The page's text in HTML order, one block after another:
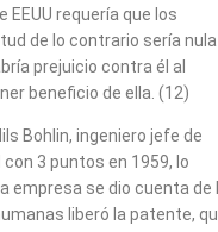
requería que los
de lo contrario sería
prejuicio contra él al
beneficio de ella. (12)
Bohlin, ingeniero jefe de
3 puntos en 1959, lo
empresa se dio cuenta de
liberó la patente,